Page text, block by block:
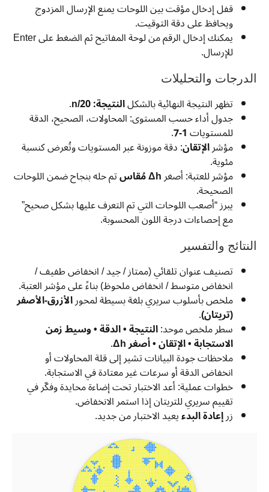
قفل إدخال مؤقت بين اللوحات يمنع الإرسال المزدوج
ويحافظ على دقة التوقيت.
يمكنك إدخال الرقم من لوحة المفاتيح ثم الضغط على Enter
للإرسال.
الدرجات والتحليلات
تظهر النتيجة النهائية بالشكلالنتيجة: n/20 .
جدول أداء حسب المستوى: المحاولات، الصحيح، الدقة
للمستويات1-7
.
مؤشرالإتقان: دقة موزونة عبر المستويات وتُعرض كنسبة
مئوية.
مؤشر للعتبة: أصغرΔh مُقاس تم حله بنجاح ضمن اللوحات
الصحيحة.
يبرز “أصعب اللوحات التي تم التعرف عليها بشكل صحيح”
مع إحصاءات درجة اللون المحسوبة.
النتائج والتفسير
تصنيف عنوان تلقائي (ممتاز / جيد / انخفاض طفيف /
انخفاض متوسط / انخفاض ملحوظ) بناءً على مؤشر العتبة.
ملخص بأسلوب سريري بلغة بسيطة لمحورالأزرق-الأصفر
(تريتان).
سطر ملخص موحد:النتيجة • الدقة • وسيط زمن
الاستجابة • الإتقان • أصغر Δh .
ملاحظات جودة البيانات تشير إلى قلة المحاولات أو
انخفاض الدقة أو سرعات غير معتادة في الاستجابة.
خطوات عملية: أعد الاختبار تحت إضاءة محايدة وفكّر في
تقييم سريري للتريتان إذا استمر الانخفاض.
زرإعادة البدءيعيد الاختبار من جديد.